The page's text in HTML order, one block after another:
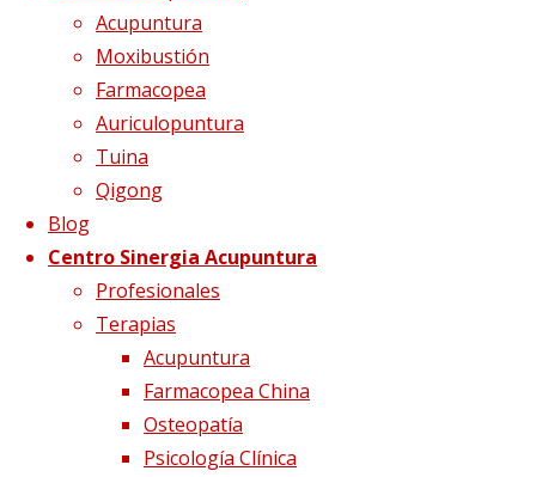
Acupuntura
Moxibustión
Farmacopea
Auriculopuntura
Tuina
Qigong
Blog
Centro Sinergia Acupuntura
Profesionales
Terapias
Acupuntura
Farmacopea China
Osteopatía
Psicología Clínica
formulario
Tu formulario ha sido enviado
correctamente
Volver al inicio
Síguenos en Twitter
Tweets sobre liping_mtc
Blog – Últimos artículos